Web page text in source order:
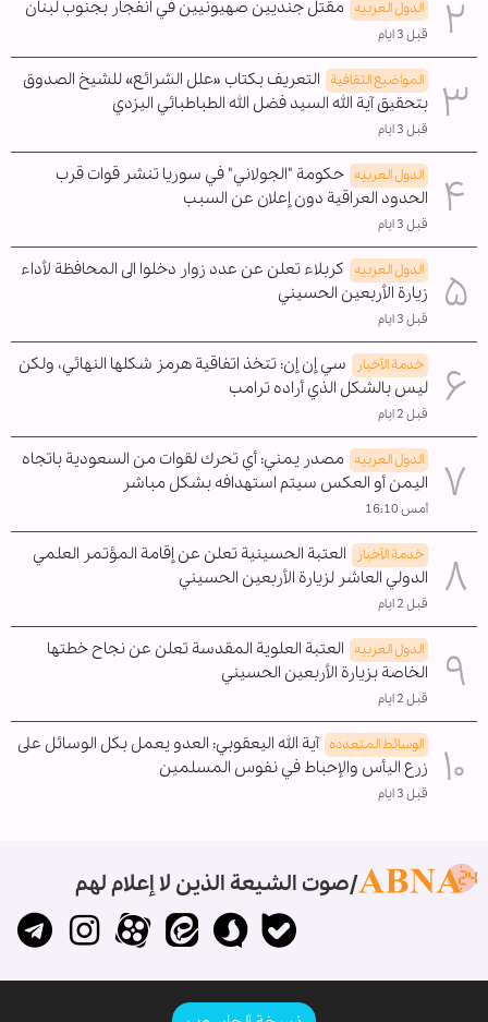
الدول العربیه مقتل جنديين صهيونيين في انفجار بجنوب لبنان
قبل 3 ايام
المواضیع الثقافية التعريف بكتاب «علل الشرائع» للشيخ الصدوق
بتحقيق آية الله السيد فضل الله الطباطبائي اليزدي
قبل 3 ايام
الدول العربیه حكومة "الجولاني" في سوريا تنشر قوات قرب
الحدود العراقية دون إعلان عن السبب
قبل 3 ايام
الدول العربیه كربلاء تعلن عن عدد زوار دخلوا الى المحافظة لأداء
زيارة الأربعين الحسيني
قبل 3 ايام
خدمة الأخبار
سي إن إن: تتخذ اتفاقية هرمز شكلها النهائي، ولكن
ليس بالشكل الذي أراده ترامب
قبل 2 ايام
الدول العربیه مصدر يمني: أي تحرك لقوات من السعودية باتجاه
اليمن أو العكس سيتم استهدافه بشكل مباشر
أمس 16:10
خدمة الأخبار
العتبة الحسينية تعلن عن إقامة المؤتمر العلمي
الدولي العاشر لزيارة الأربعين الحسيني
قبل 2 ايام
الدول العربیه العتبة العلوية المقدسة تعلن عن نجاح خطتها
الخاصة بزيارة الأربعين الحسيني
قبل 2 ايام
الوسائط المتعدده آية الله اليعقوبي: العدو يعمل بكل الوسائل على
زرع اليأس والإحباط في نفوس المسلمين
قبل 3 ايام
صوت الشيعة الذين لا إعلام لهم